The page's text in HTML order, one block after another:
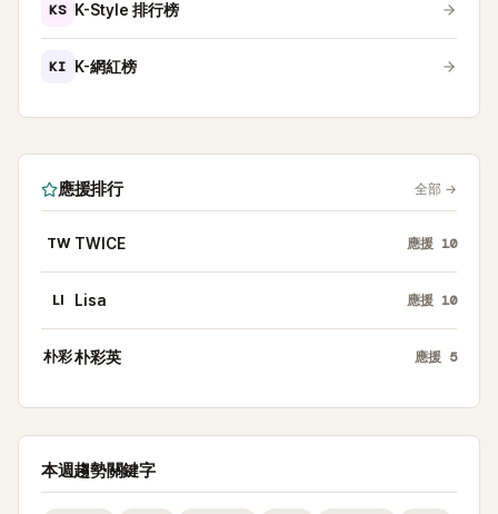
KS K-Style 排行榜
KI K-網紅榜
應援排行 全部 →
TW TWICE 應援 10
LI Lisa 應援 10
朴彩朴彩英 應援 5
本週趨勢關鍵字